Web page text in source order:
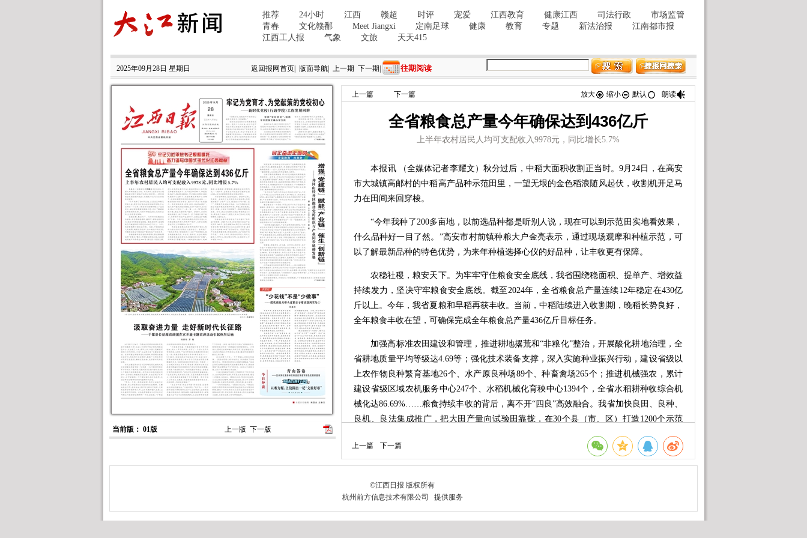
2025年09月28日 星期日 返回报网首页 版面导航 上一期 下一期 往期阅读
当前版： 01版 上一版 下一版
上一篇 下一篇 放大 缩小 默认 朗读
全省粮食总产量今年确保达到436亿斤
上半年农村居民人均可支配收入9978元，同比增长5.7%
本报讯 （全媒体记者李耀文）秋分过后，中稻大面积收割正当时。9月24日，在高安
市大城镇高邮村的中稻高产品种示范田里，一望无垠的金色稻浪随风起伏，收割机开足马
力在田间来回穿梭。
“今年我种了200多亩地，以前选品种都是听别人说，现在可以到示范田实地看效果，
什么品种好一目了然。”高安市村前镇种粮大户金亮表示，通过现场观摩和种植示范，可
以了解最新品种的特色优势，为来年种植选择心仪的好品种，让丰收更有保障。
农稳社稷，粮安天下。为牢牢守住粮食安全底线，我省围绕稳面积、提单产、增效益
持续发力，坚决守牢粮食安全底线。截至2024年，全省粮食总产量连续12年稳定在430亿
斤以上。今年，我省夏粮和早稻再获丰收。当前，中稻陆续进入收割期，晚稻长势良好，
全年粮食丰收在望，可确保完成全年粮食总产量436亿斤目标任务。
加强高标准农田建设和管理，推进耕地撂荒和“非粮化”整治，开展酸化耕地治理，全
省耕地质量平均等级达4.69等；强化技术装备支撑，深入实施种业振兴行动，建设省级以
上农作物良种繁育基地26个、水产原良种场89个、种畜禽场265个；推进机械强农，累计
建设省级区域农机服务中心247个、水稻机械化育秧中心1394个，全省水稻耕种收综合机
械化达86.69%……粮食持续丰收的背后，离不开“四良”高效融合。我省加快良田、良种、
良机、良法集成推广，把大田产量向试验田靠拢，在30个县（市、区）打造1200个示范
点，“一县一策、一点一策”制定具体方案，推动大面积单产提升。2024年，全省共建设吨
粮片、高产片569个。27个吨粮片测产显示，双季稻平均亩产达2309斤，全部达到“吨粮
田”目标。今年，我省将统筹各类项目资金，支持推动粮油作物大面积单产提升，力争全
我省还紧紧抓住改革和科技两个重点，持续为农业农村发展注入强劲动力。全省推
上一篇 下一篇